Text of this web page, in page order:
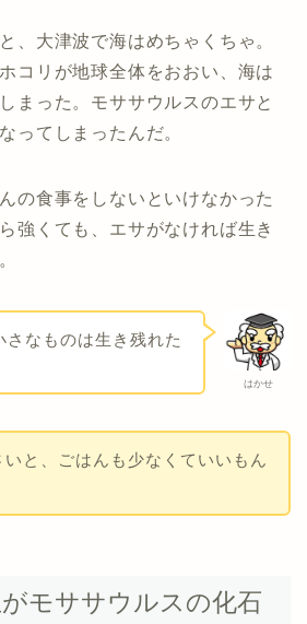
、大津波で海はめちゃくちゃ。
コリが地球全体をおおい、海は
まった。モササウルスのエサと
ってしまったんだ。
の食事をしないといけなかった
強くても、エサがなければ生き
はかせ
さなものは生き残れた
いと、ごはんも少なくていいもん
モササウルスの化石